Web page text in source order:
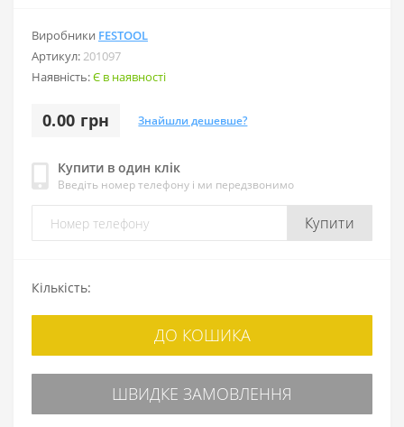
Виробники FESTOOL
Артикул:201097
Наявність:Є в наявності
0.00 грн Знайшли дешевше?
Купити в один клік
Введіть номер телефону і ми передзвонимо
Купити
Кількість:
ДО КОШИКА
ШВИДКЕ ЗАМОВЛЕННЯ